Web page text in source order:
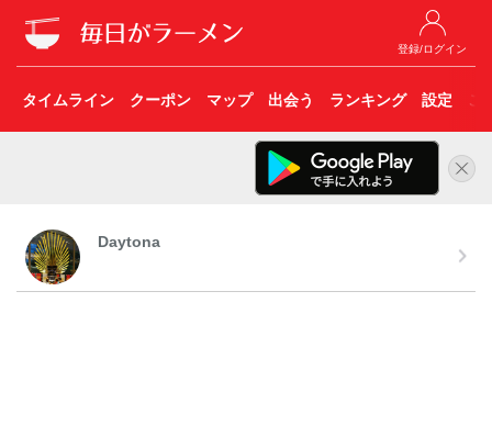
登録/ログイン
タイムライン クーポン マップ 出会う ランキング 設定 こ
Daytona